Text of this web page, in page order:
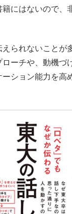
籍にはないので、
られないことが
ーチや、動機づ
ション能力を高